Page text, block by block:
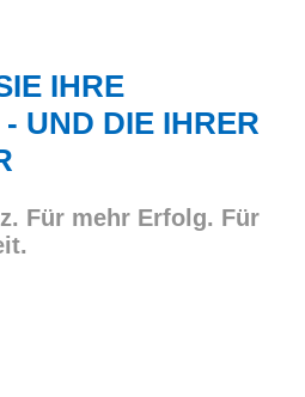
IHRE
UND DIE IHRER
Für mehr Erfolg. Für